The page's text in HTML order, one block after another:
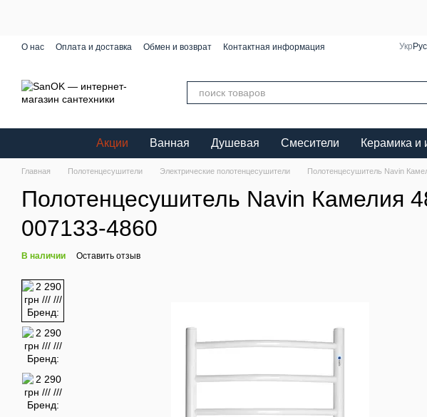
О нас Оплата и доставка Обмен и возврат Контактная информация Укр Рус
Акции Ванная Душевая Смесители Керамика и
Главная Полотенцесушители Электрические полотенцесушители Полотенцесушитель Navin
Полотенцесушитель Navin Камелия
007133-4860
В наличии Оставить отзыв